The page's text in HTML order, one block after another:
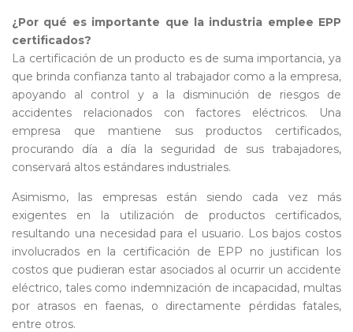
¿Por qué es importante que la industria emplee EPP
certificados?
La certificación de un producto es de suma importancia, ya
que brinda confianza tanto al trabajador como a la empresa,
apoyando al control y a la disminución de riesgos de
accidentes relacionados con factores eléctricos. Una
empresa que mantiene sus productos certificados,
procurando día a día la seguridad de sus trabajadores,
conservará altos estándares industriales.
Asimismo, las empresas están siendo cada vez más
exigentes en la utilización de productos certificados,
resultando una necesidad para el usuario. Los bajos costos
involucrados en la certificación de EPP no justifican los
costos que pudieran estar asociados al ocurrir un accidente
eléctrico, tales como indemnización de incapacidad, multas
por atrasos en faenas, o directamente pérdidas fatales,
entre otros.